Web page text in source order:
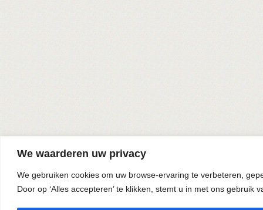
We waarderen uw privacy
We gebruiken cookies om uw browse-ervaring te verbeteren,
Door op ‘Alles accepteren’ te klikken, stemt u in met ons gebruik